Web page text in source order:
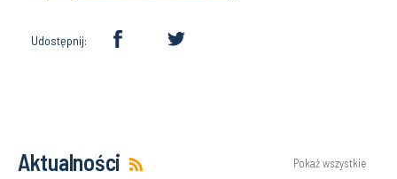
Udostępnij:
Aktualności Pokaż wszystkie